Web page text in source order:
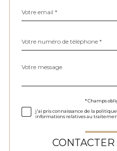
*
*
Fieldset
Message
*
* Champs
j'ai pris connaissance de la
informations relatives au